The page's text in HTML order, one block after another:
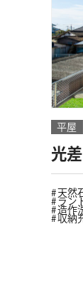
平屋
光
天然
ラン
造作
収納